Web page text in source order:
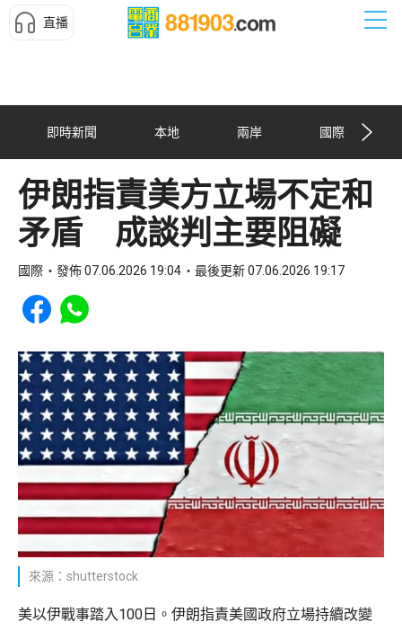
直播
即時新聞 本地 兩岸 國際
伊朗指責美方立場不定和
矛盾 成談判主要阻礙
國際 發佈 07.06.2026 19:04 最後更新 07.06.2026 19:17
Share to Facebook
Share to WhatsApp
來源：shutterstock
美以伊戰事踏入100日。伊朗指責美國政府立場持續改變